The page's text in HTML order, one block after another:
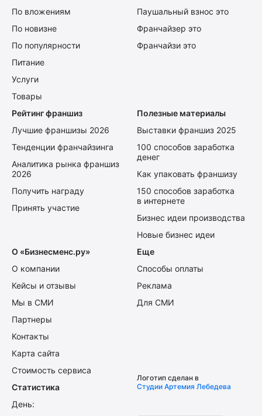
По вложениям
По новизне
По популярности
Питание
Услуги
Товары
Паушальный взнос это
Франчайзер это
Франчайзи это
Рейтинг франшиз
Лучшие франшизы 2026
Тенденции франчайзинга
Аналитика рынка франшиз
2026
Получить награду
Принять участие
Полезные материалы
Выставки франшиз 2025
100 способов заработка
денег
Как упаковать франшизу
150 способов заработка
в интернете
Бизнес идеи производства
Новые бизнес идеи
О «Бизнесменс.ру»
О компании
Кейсы и отзывы
Мы в СМИ
Партнеры
Контакты
Карта сайта
Стоимость сервиса
Еще
Способы оплаты
Реклама
Для СМИ
Статистика
День:
Логотип сделан в
Студии Артемия Лебедева